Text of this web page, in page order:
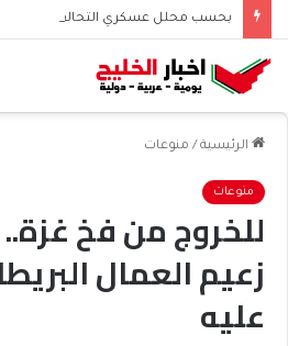
الرئيسية / منوعات
منوعات
للخروج من فخ
زعيم العمال
عليه